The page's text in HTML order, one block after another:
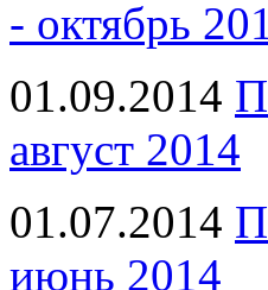
- октябрь
01.09.2014
август 2014
01.07.2014
июнь 2014